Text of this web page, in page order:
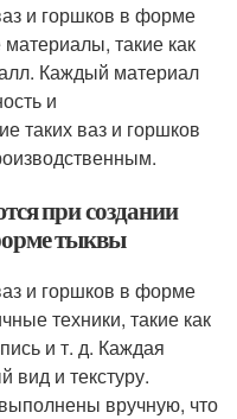
и горшков в форме
такие как
Каждый материал
и
таких ваз и горшков
при создании
тыквы
и горшков в форме
техники, такие как
и т. д. Каждая
вид и текстуру.
вручную, что